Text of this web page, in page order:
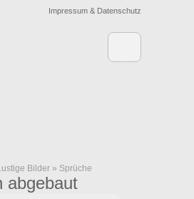
Impressum & Datenschutz
Bilder » Sprüche
abgebaut